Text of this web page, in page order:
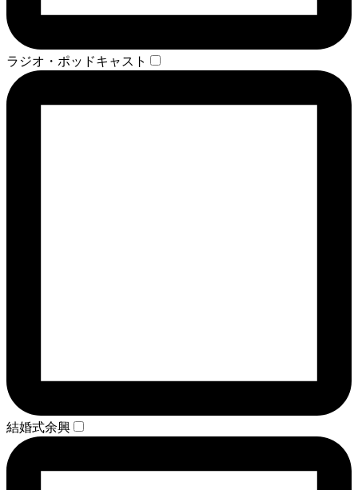
ラジオ・ポッドキャスト
結婚式余興